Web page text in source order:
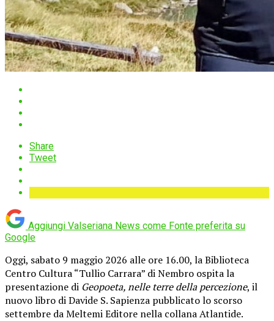
Share
Tweet
Aggiungi Valseriana News come Fonte preferita su
Google
Oggi, sabato 9 maggio 2026 alle ore 16.00, la Biblioteca
Centro Cultura “Tullio Carrara” di Nembro ospita la
presentazione di Geopoeta, nelle terre della percezione, il
nuovo libro diDavide S. Sapienza pubblicato lo scorso
settembre daMeltemi Editore nella collana Atlantide.